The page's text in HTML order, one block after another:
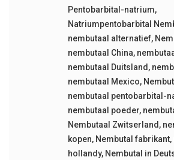
Pentobarbital-natrium,
Natriumpentobarbital
nembutaal alternatief,
nembutaal China,
nembutaal Duitsland,
nembutaal Mexico,
nembutaal pentobarbital-
nembutaal poeder,
Nembutaal Zwitserland,
kopen, Nembutal fabrikant,
hollandy, Nembutal in